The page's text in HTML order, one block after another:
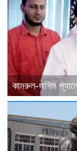
কামরুল-জসিম